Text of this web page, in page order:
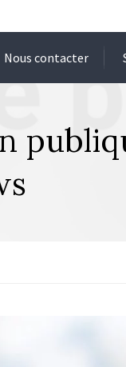
Nous contacter